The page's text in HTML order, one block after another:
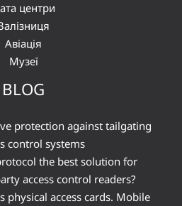
центри
Авіація
Музеї
BLOG
protection against tailgating
control systems
the best solution for
access control readers?
physical access cards. Mobile